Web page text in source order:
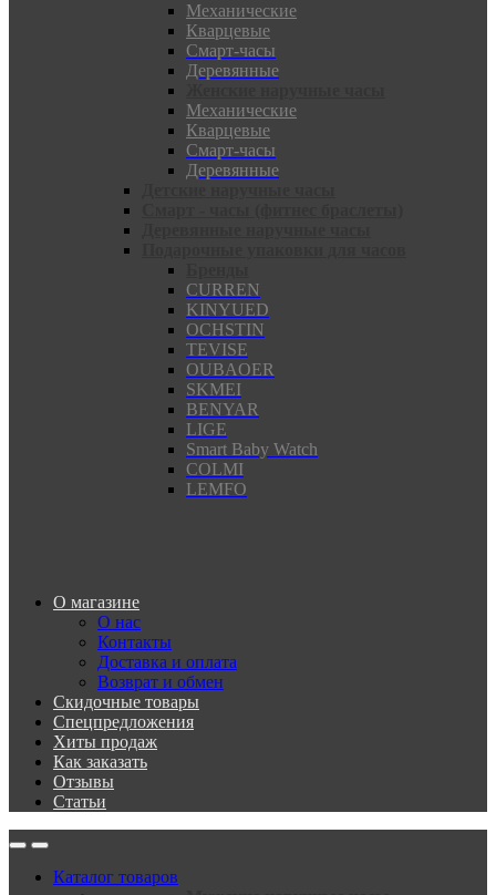
Механические
Кварцевые
Смарт-часы
Деревянные
Механические
Кварцевые
Смарт-часы
Деревянные
CURREN
KINYUED
OCHSTIN
TEVISE
OUBAOER
SKMEI
BENYAR
LIGE
Smart Baby Watch
COLMI
LEMFO
О магазине
О нас
Контакты
Доставка и оплата
Возврат и обмен
Скидочные товары
Спецпредложения
Хиты продаж
Как заказать
Отзывы
Статьи
Каталог товаров